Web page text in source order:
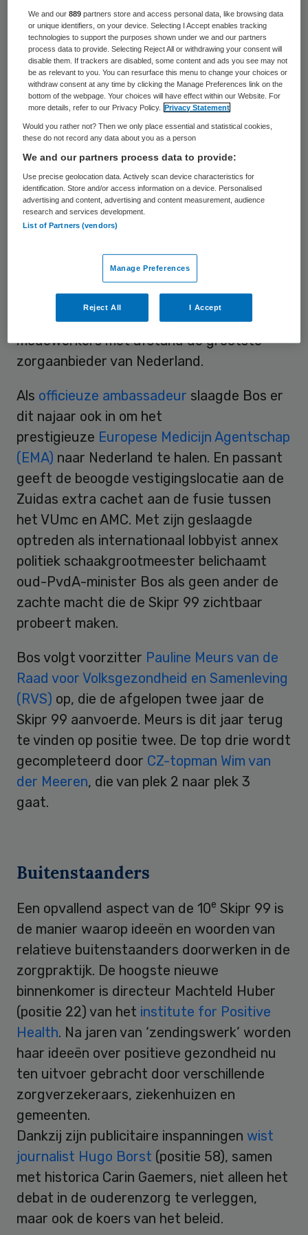
is dit jaar de invloedrijkste netwerker in de
zorgsector. Na jaren van dominantie van
zorgverzekeraars en beleidsadviseurs is
Bos de eerste zorgbestuurder die
netwerklijst Skipr 99, die dit jaar voor de
tiende maal verschijnt, aanvoert.
De nummer 1-positie dankt Bos aan een
combinatie van factoren. Als
bestuursvoorzitter van het VU medisch
centrum in Amsterdam is hij één van de
AMC. De beoogde combine, die in 2018
bestuurlijk vorm moet krijgen, wordt met
een omzet van 1,6 miljard euro, een half
miljoen patiënten en 15 duizend
medewerkers met afstand de grootste
zorgaanbieder van Nederland.
Als officieuze ambassadeur slaagde Bos er
dit najaar ook in om het
prestigieuze Europese Medicijn Agentschap
(EMA) naar Nederland te halen. En passant
geeft de beoogde vestigingslocatie aan de
Zuidas extra cachet aan de fusie tussen
het VUmc en AMC. Met zijn geslaagde
optreden als internationaal lobbyist annex
politiek schaakgrootmeester belichaamt
oud-PvdA-minister Bos als geen ander de
zachte macht die de Skipr 99 zichtbaar
probeert maken.
Bos volgt voorzitter Pauline Meurs van de
Raad voor Volksgezondheid en Samenleving
(RVS) op, die de afgelopen twee jaar de
Skipr 99 aanvoerde. Meurs is dit jaar terug
te vinden op positie twee. De top drie wordt
gecompleteerd door CZ-topman Wim van
der Meeren, die van plek 2 naar plek 3
gaat.
Buitenstaanders
Een opvallend aspect van de 10e Skipr 99 is
de manier waarop ideeën en woorden van
relatieve buitenstaanders doorwerken in de
zorgpraktijk. De hoogste nieuwe
binnenkomer is directeur Machteld Huber
(positie 22) van het institute for Positive
Health. Na jaren van ‘zendingswerk’ worden
haar ideeën over positieve gezondheid nu
ten uitvoer gebracht door verschillende
zorgverzekeraars, ziekenhuizen en
gemeenten.
Dankzij zijn publicitaire inspanningen wist
journalist Hugo Borst (positie 58), samen
met historica Carin Gaemers, niet alleen het
debat in de ouderenzorg te verleggen,
maar ook de koers van het beleid.
We and our889 partners store and access personal data, like browsing data
or unique identifiers, on your device. Selecting I Accept enables tracking
technologies to support the purposes shown under we and our partners
process data to provide. Selecting Reject All or withdrawing your consent will
disable them. If trackers are disabled, some content and ads you see may not
be as relevant to you. You can resurface this menu to change your choices or
withdraw consent at any time by clicking the Manage Preferences link on the
bottom of the webpage. Your choices will have effect within our Website. For
more details, refer to our Privacy Policy.
Privacy Statement
Would you rather not? Then we only place essential and statistical cookies,
these do not record any data about you as a person
We and our partners process data to provide:
Use precise geolocation data. Actively scan device characteristics for
identification. Store and/or access information on a device. Personalised
advertising and content, advertising and content measurement, audience
research and services development.
List of Partners (vendors)
Manage Preferences
Reject All I Accept